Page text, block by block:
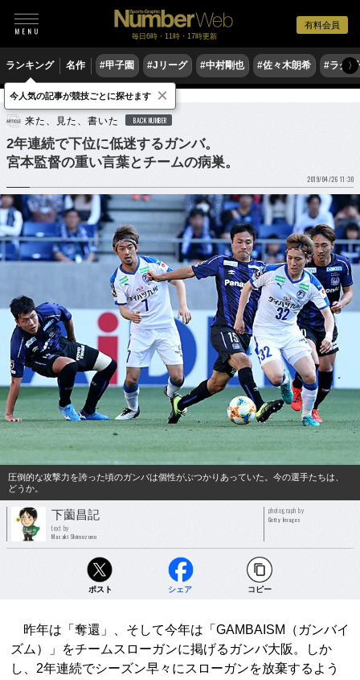
有料会員
毎日6時・11時・17時更新
ランキング 名作 #甲子園 #Jリーグ #中村剛也 #佐々木朗希 #ラグ〉
サッカー Jリーグ
来た、見た、書いた BACK NUMBER
2年連続で下位に低迷するガンバ。
宮本監督の重い言葉とチームの病巣。
2019/04/26 11:30
圧倒的な攻撃力を誇った頃のガンバは個性がぶつかりあっていた。今の選手たちは、
どうか。
下薗昌記
text by
Masaki Shimozono
photograph by
Getty Images
ポスト シェア コピー
昨年は「奪還」、そして今年は「GAMBAISM（ガンバイ
ズム）」をチームスローガンに掲げるガンバ大阪。しか
し、2年連続でシーズン早々にスローガンを放棄するよう
今人気の記事が競技ごとに探せます ×